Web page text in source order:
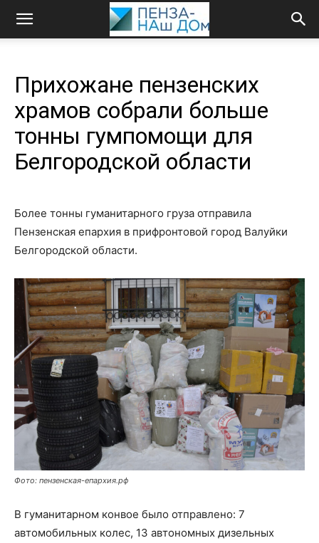
Прихожане пензенских
храмов собрали больше
тонны гумпомощи для
Белгородской области
Более тонны гуманитарного груза отправила
Пензенская епархия в прифронтовой город Валуйки
Белгородской области.
Фото: пензенская-епархия.рф
В гуманитарном конвое было отправлено: 7
автомобильных колес, 13 автономных дизельных